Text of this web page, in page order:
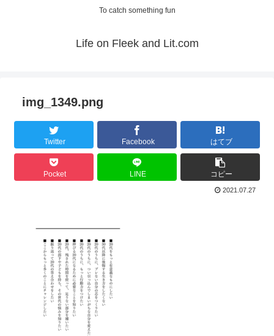
To catch something fun
Life on Fleek and Lit.com
img_1349.png
Twitter Facebook はてブ
Pocket LINE コピー
2021.07.27